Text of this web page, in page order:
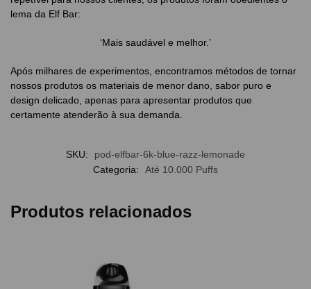
lema da Elf Bar:
‘Mais saudável e melhor.’
Após milhares de experimentos, encontramos métodos de tornar
nossos produtos os materiais de menor dano, sabor puro e
design delicado, apenas para apresentar produtos que
certamente atenderão à sua demanda.
SKU:
pod-elfbar-6k-blue-razz-lemonade
Categoria:
Até 10.000 Puffs
Produtos relacionados